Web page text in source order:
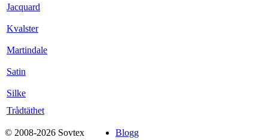
Jacquard
Kvalster
Martindale
Satin
Silke
Trådtäthet
© 2008-2026 Sovtex
Blogg